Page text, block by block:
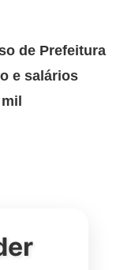
de Prefeitura
e salários